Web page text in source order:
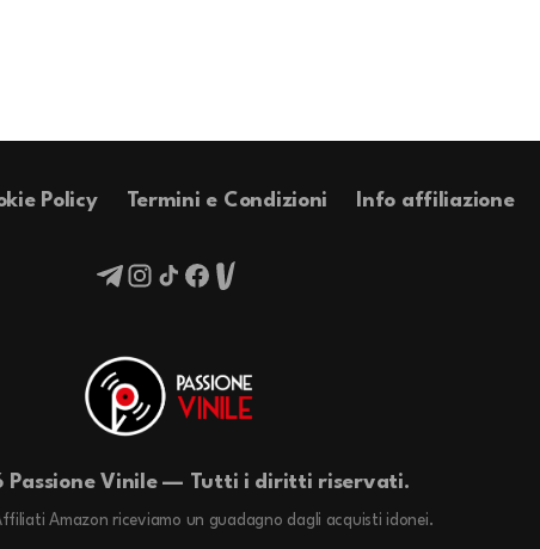
Policy Termini e Condizioni Info affiliazione
Passione Vinile — Tutti i diritti riservati.
Amazon riceviamo un guadagno dagli acquisti idonei.